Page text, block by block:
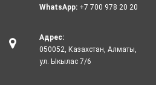
WhatsApp: +7 700 978 20 20
Адрес:
050052, Казахстан, Алматы,
ул. Ыкылас 7/6